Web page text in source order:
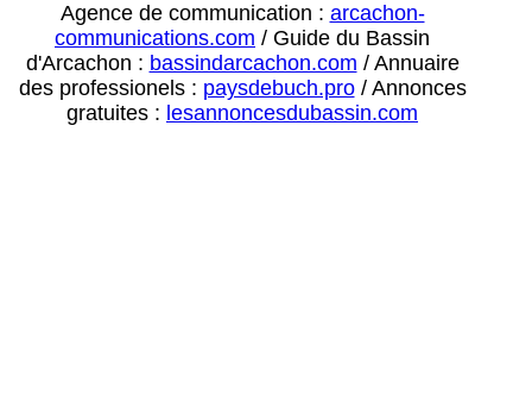
Agence de communication : arcachon-
communications.com / Guide du Bassin
d'Arcachon : bassindarcachon.com / Annuaire
des professionels : paysdebuch.pro/ Annonces
gratuites : lesannoncesdubassin.com